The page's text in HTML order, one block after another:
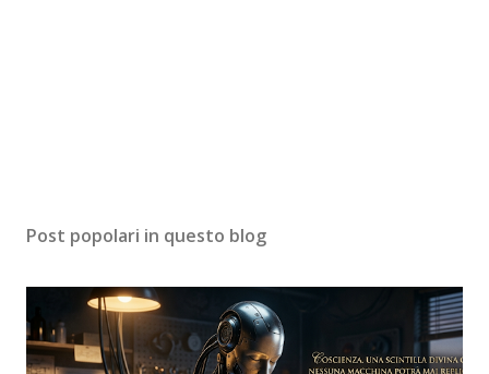
Post popolari in questo blog